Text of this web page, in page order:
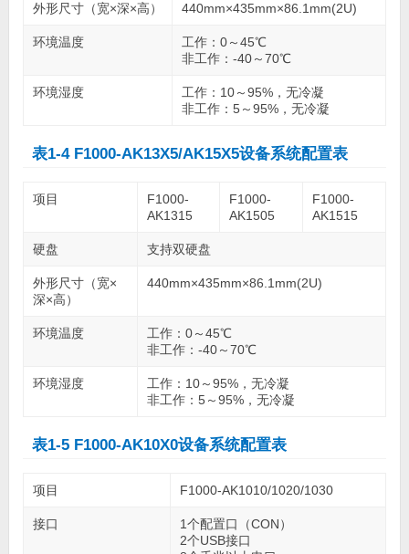
外形尺寸（宽×深×高） 440mm×435mm×86.1mm(2U)
环境温度
工作：0～45℃
非工作：-40～70℃
环境湿度
工作：10～95%，无冷凝
非工作：5～95%，无冷凝
表1-4 F1000-AK13X5/AK15X5设备系统配置表
项目
F1000-
AK1315
F1000-
AK1505
F1000-
AK1515
硬盘 支持双硬盘
外形尺寸（宽×
深×高）
440mm×435mm×86.1mm(2U)
环境温度
工作：0～45℃
非工作：-40～70℃
环境湿度
工作：10～95%，无冷凝
非工作：5～95%，无冷凝
表1-5 F1000-AK10X0设备系统配置表
项目 F1000-AK1010/1020/1030
接口
1个配置口（CON）
2个USB接口